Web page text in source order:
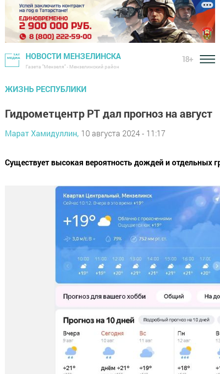
НОВОСТИ МЕНЗЕЛИНСКА
Газета "Мензеля" - Мензелинский район
18+
ЖИЗНЬ РЕСПУБЛИКИ
Гидрометцентр РТ дал прогноз на август
Марат Хамидуллин, 10 августа 2024 - 11:17
Существует высокая вероятность дождей и отдельных